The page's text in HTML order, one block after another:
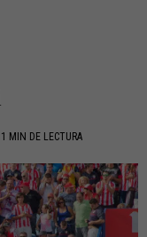
1 MIN DE LECTURA